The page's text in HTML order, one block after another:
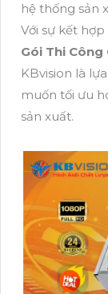
hệ thống sản
Với sự kết
Gói Thi Công
KBvision là
muốn tối ưu
sản xuất.